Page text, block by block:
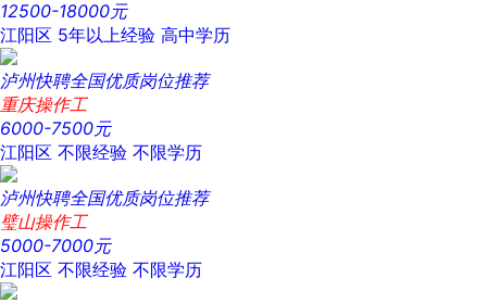
12500-18000元
江阳区 5年以上经验 高中学历
泸州快聘全国优质岗位推荐
重庆操作工
6000-7500元
江阳区 不限经验 不限学历
泸州快聘全国优质岗位推荐
璧山操作工
5000-7000元
江阳区 不限经验 不限学历